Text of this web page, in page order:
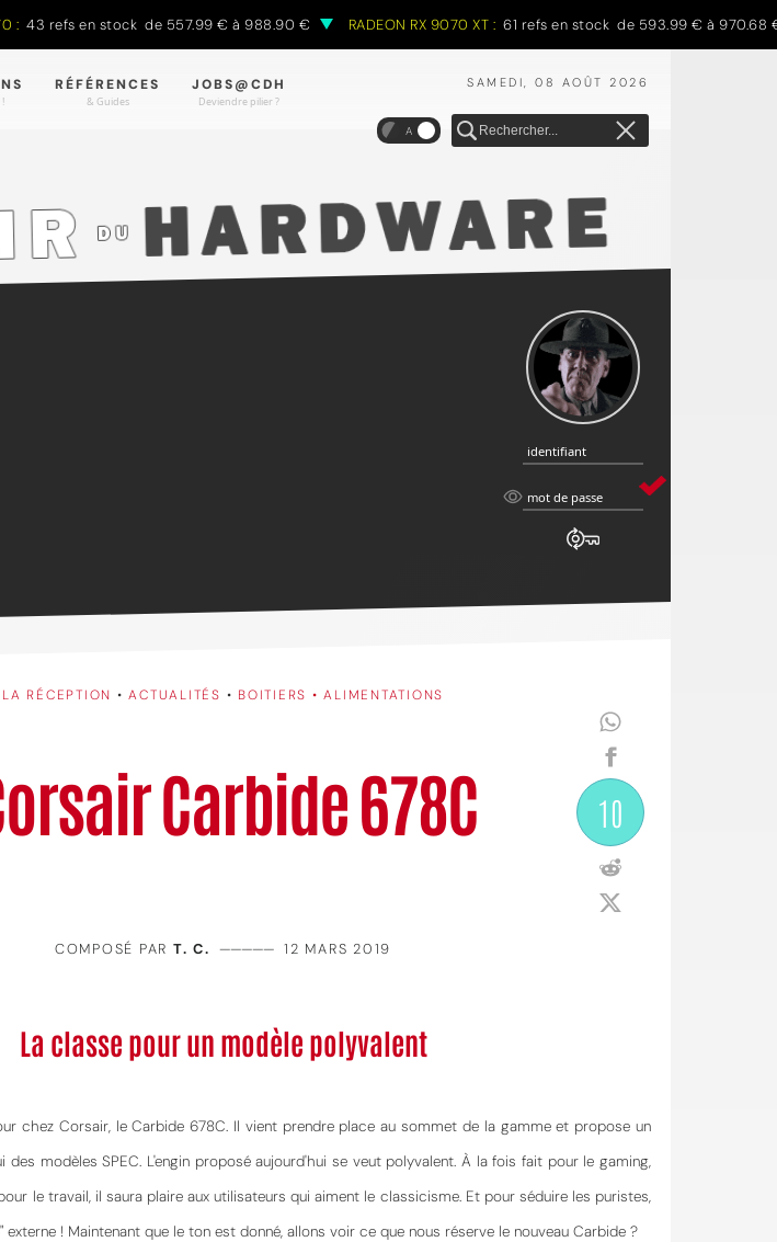
refs en stock de 557.99 € à 988.90 € RADEON RX 9070 XT : 61 refs en stock de 593.99 € à 970.68 €
SAMEDI, 08 AOÛT 2026
RÉFÉRENCES
& Guides
JOBS@CDH
Deviendre pilier ?
A
identifiant
identifiant
mot
mot de passe
LA RÉCEPTION •ACTUALITÉS • BOITIERS • ALIMENTATIONS
Carbide 678C 10
COMPOSÉ PAR T. C. ————— 12 MARS 2019
La classe pour un modèle polyvalent
chez Corsair, le Carbide 678C. Il vient prendre place au sommet de la gamme et propose un
des modèles SPEC. L'engin proposé aujourd'hui se veut polyvalent. À la fois fait pour le gaming,
le travail, il saura plaire aux utilisateurs qui aiment le classicisme. Et pour séduire les puristes,
externe ! Maintenant que le ton est donné, allons voir ce que nous réserve le nouveau Carbide ?